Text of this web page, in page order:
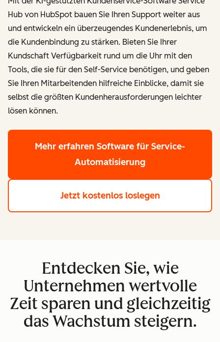
Hub von HubSpot bauen Sie Ihren Support weiter aus
und entwickeln ein überzeugendes Kundenerlebnis, um
die Kundenbindung zu stärken. Bieten Sie Ihrer
Kundschaft Verfügbarkeit rund um die Uhr mit den
Tools, die sie für den Self-Service benötigen, und geben
Sie Ihren Mitarbeitenden hilfreiche Einblicke, damit sie
selbst die größten Kundenherausforderungen leichter
lösen können.
Mehr erfahren Software für Service-
Automatisierung
Jetzt kostenlos loslegen
Entdecken Sie, wie
Unternehmen wertvolle
Zeit sparen und gleichzeitig
das Wachstum steigern.